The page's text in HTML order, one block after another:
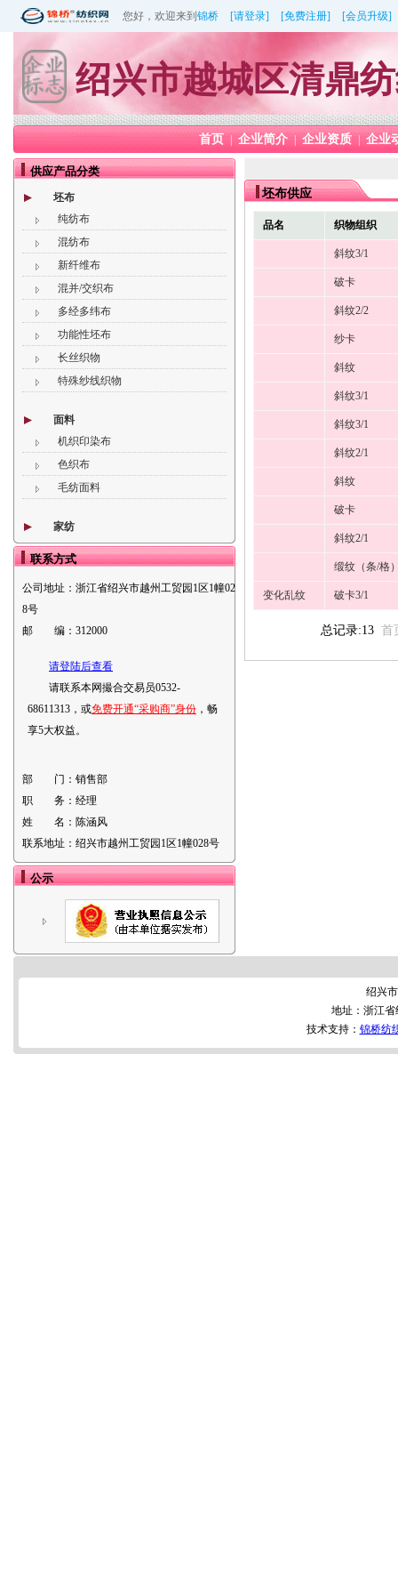
您好，欢迎来到 锦桥 [请登录] [免费注册] [会员升级]
绍兴市越城区清鼎
首页 企业简介 | 企业资质 企业
供应产品分类
坯布
纯纺布
混纺布
新纤维布
混并/交织布
多经多纬布
功能性坯布
长丝织物
特殊纱线织物
面料
机织印染布
色织布
毛纺面料
家纺
联系方式
公司地址： 浙江省绍兴市越州工贸园1区1幢02
8号
邮 编： 312000
请登陆后查看
请联系本网撮合交易员0532-
68611313，或免费开通“采购商”身份 ，畅
享5大权益。
部 门： 销售部
职 务： 经理
姓 名： 陈涵风
联系地址： 绍兴市越州工贸园1区1幢028号
公示
坯布供应
品名 织物组织
斜纹3/1
破卡
斜纹2/2
纱卡
斜纹
斜纹3/1
斜纹3/1
斜纹2/1
斜纹
破卡
斜纹2/1
缎纹（条/格
变化乱纹 破卡3/1
总记录:13 首
绍兴
地址：浙江省
技术支持： 锦桥纺